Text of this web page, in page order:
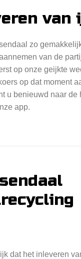
van
zo
van de
op onze geijkte
op dat moment
u benieuwd naar
app.
dat het inleveren